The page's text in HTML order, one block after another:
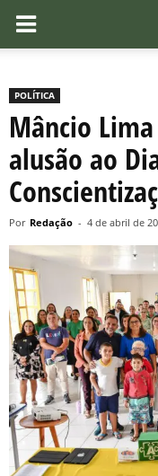
POLÍTICA
Mâncio
alusão ao
Por Redação - 4 de abril de